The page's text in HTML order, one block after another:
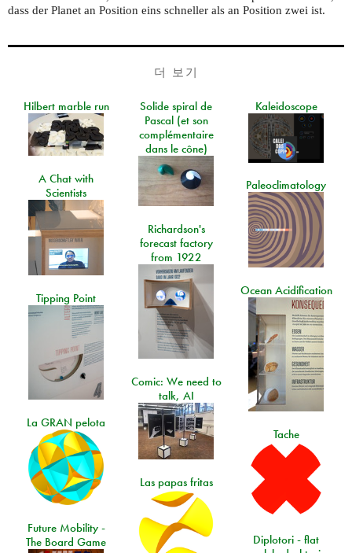
dass der Planet an Position eins schneller als an Position zwei ist.
더 보기
Hilbert marble run
Solide spiral de
Pascal (et son
complémentaire
dans le cône)
Kaleidoscope
A Chat with
Scientists
Paleoclimatology
Richardson's
forecast factory
from 1922
Ocean Acidification
Tipping Point
Comic: We need to
talk, AI
La GRAN pelota
Tache
Las papas fritas
Future Mobility -
The Board Game
Diplotori - flat